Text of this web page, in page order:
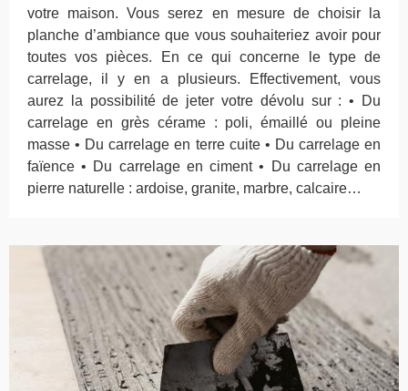
votre maison. Vous serez en mesure de choisir la
planche d’ambiance que vous souhaiteriez avoir pour
toutes vos pièces. En ce qui concerne le type de
carrelage, il y en a plusieurs. Effectivement, vous
aurez la possibilité de jeter votre dévolu sur : • Du
carrelage en grès cérame : poli, émaillé ou pleine
masse • Du carrelage en terre cuite • Du carrelage en
faïence • Du carrelage en ciment • Du carrelage en
pierre naturelle : ardoise, granite, marbre, calcaire…